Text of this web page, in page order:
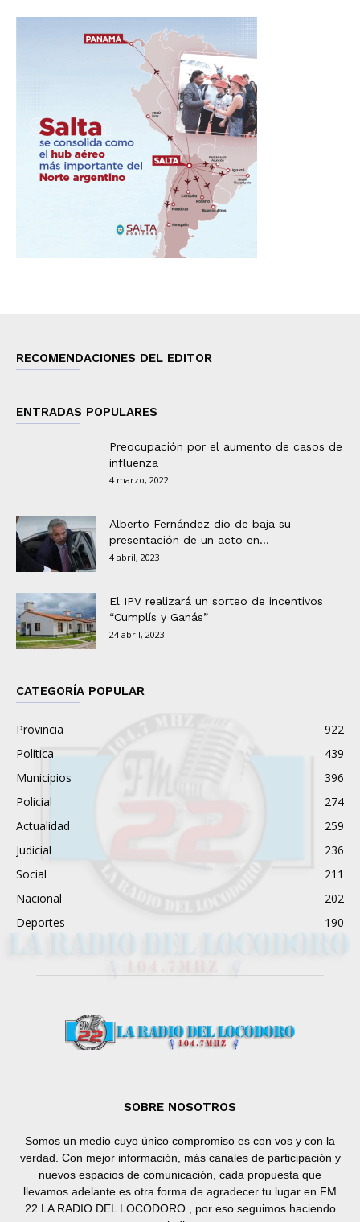
RECOMENDACIONES DEL EDITOR
ENTRADAS POPULARES
Preocupación por el aumento de casos de
influenza
4 marzo, 2022
Alberto Fernández dio de baja su
presentación de un acto en...
4 abril, 2023
El IPV realizará un sorteo de incentivos
“Cumplís y Ganás”
24 abril, 2023
CATEGORÍA POPULAR
Provincia
922
Política
439
Municipios
396
Policial
274
Actualidad
259
Judicial
236
Social
211
Nacional
202
Deportes
190
SOBRE NOSOTROS
Somos un medio cuyo único compromiso es con vos y con la
verdad. Con mejor información, más canales de participación y
nuevos espacios de comunicación, cada propuesta que
llevamos adelante es otra forma de agradecer tu lugar en FM
22 LA RADIO DEL LOCODORO , por eso seguimos haciendo